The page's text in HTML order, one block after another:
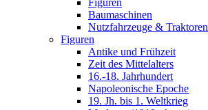
Figuren
Baumaschinen
Nutzfahrzeuge & Traktoren
Figuren
Antike und Frühzeit
Zeit des Mittelalters
16.-18. Jahrhundert
Napoleonische Epoche
19. Jh. bis 1. Weltkrieg